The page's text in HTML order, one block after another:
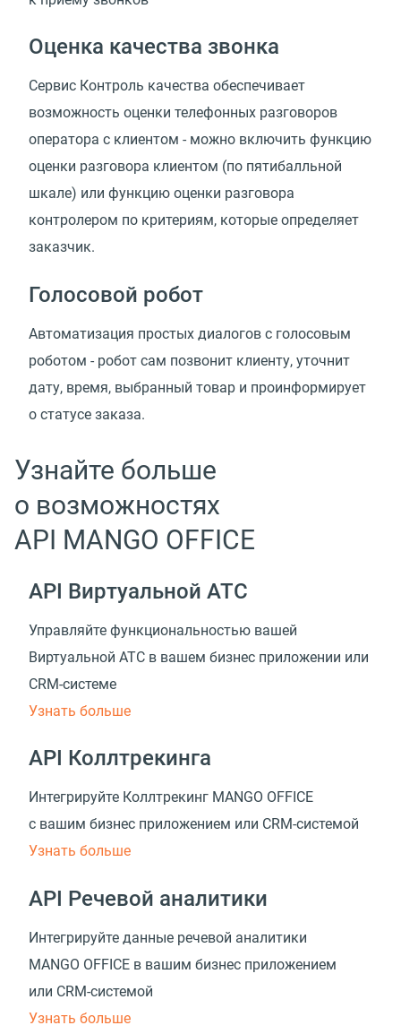
Оценка качества звонка
Сервис Контроль качества обеспечивает
возможность оценки телефонных разговоров
оператора с клиентом - можно включить функцию
оценки разговора клиентом (по пятибалльной
шкале) или функцию оценки разговора
контролером по критериям, которые определяет
заказчик.
Голосовой робот
Автоматизация простых диалогов с голосовым
роботом - робот сам позвонит клиенту, уточнит
дату, время, выбранный товар и проинформирует
о статусе заказа.
Узнайте больше
о возможностях
API MANGO OFFICE
API Виртуальной АТС
Управляйте функциональностью вашей
Виртуальной АТС в вашем бизнес приложении или
CRM-системе
Узнать больше
API Коллтрекинга
Интегрируйте Коллтрекинг MANGO OFFICE
с вашим бизнес приложением или CRM-системой
Узнать больше
API Речевой аналитики
Интегрируйте данные речевой аналитики
MANGO OFFICE в вашим бизнес приложением
или CRM-системой
Узнать больше